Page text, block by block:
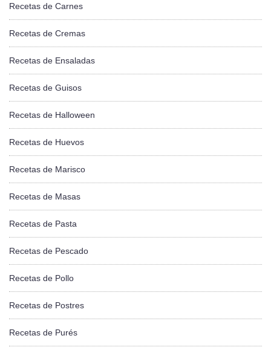
Recetas de Carnes
Recetas de Cremas
Recetas de Ensaladas
Recetas de Guisos
Recetas de Halloween
Recetas de Huevos
Recetas de Marisco
Recetas de Masas
Recetas de Pasta
Recetas de Pescado
Recetas de Pollo
Recetas de Postres
Recetas de Purés